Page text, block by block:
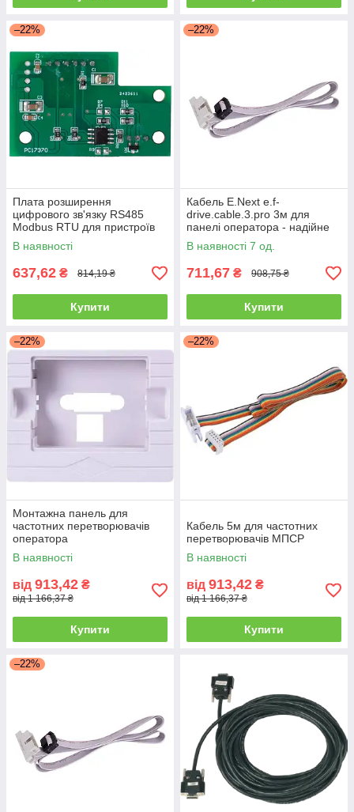
–22%
Плата розширення
цифрового зв'язку RS485
Modbus RTU для пристроїв
плавного пуску, E.NEXT
В наявності
637,62 ₴ 814,19 ₴
Купити
–22%
Кабель E.Next e.f-
drive.cable.3.pro 3м для
панелі оператора - надійне
з'єднання
В наявності 7 од.
711,67 ₴ 908,75 ₴
Купити
–22%
Монтажна панель для
частотних перетворювачів
оператора
В наявності
від 913,42 ₴
від 1 166,37 ₴
Купити
–22%
Кабель 5м для частотних
перетворювачів МПСР
В наявності
від 913,42 ₴
від 1 166,37 ₴
Купити
–22%